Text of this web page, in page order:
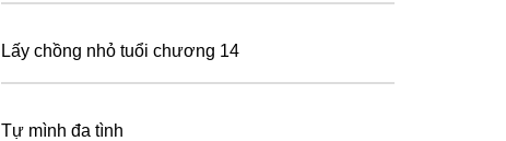
Lấy chồng nhỏ tuổi chương 14
Tự mình đa tình